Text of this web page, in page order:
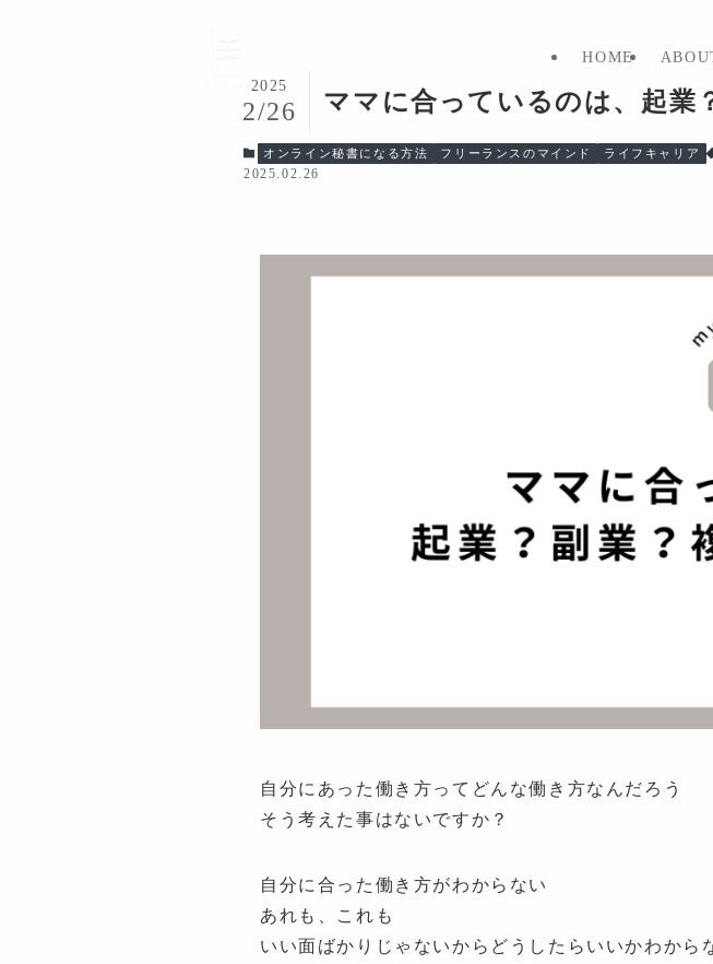
HOME
ママに合っているのは、起業
2025
2/26
オンライン秘書になる方法 フリーランスのマインド ライフキャリア
2025.02.26
自分にあった働き方ってどんな働き方なんだろう
そう考えた事はないですか？
自分に合った働き方がわからない
あれも、これも
いい面ばかりじゃないからどうしたらいいかわから